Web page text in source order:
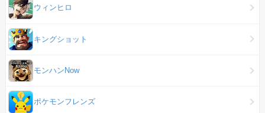
ウィンヒロ
キングショット
モンハンNow
ポケモンフレンズ